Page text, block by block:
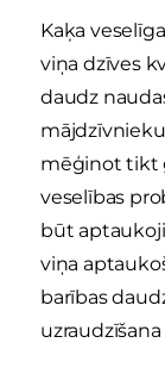
Kaķa
viņa dzīves
daudz
mēģinot tikt
veselības
būt
viņa
barības